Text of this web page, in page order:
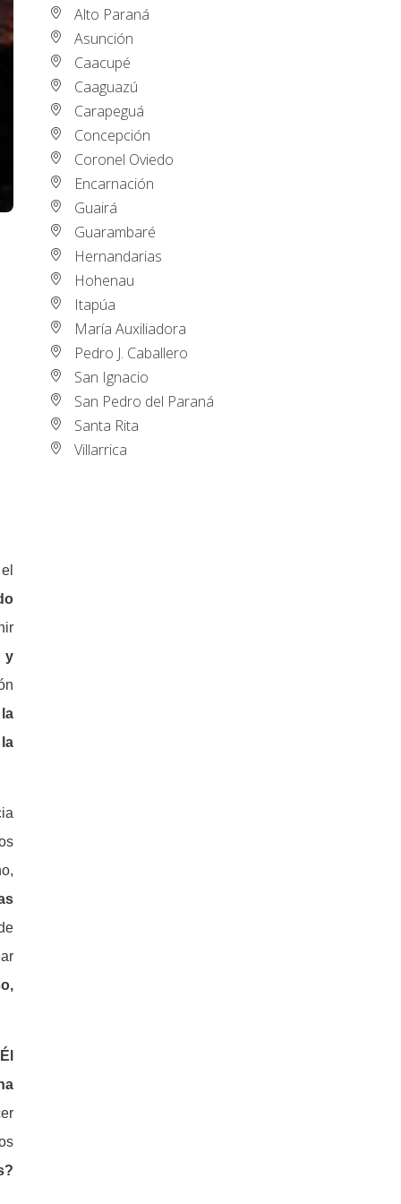
y
Alto Paraná
Asunción
Caacupé
Caaguazú
Carapeguá
Concepción
Coronel Oviedo
Encarnación
Guairá
Guarambaré
Hernandarias
Hohenau
Itapúa
María Auxiliadora
Pedro J. Caballero
San Ignacio
San Pedro del Paraná
Santa Rita
Villarrica